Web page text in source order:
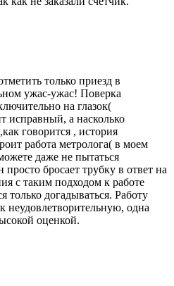
только приезд в
ужас-ужас! Поверка
на глазок(
исправный, а насколько
говорится , история
работа метролога( в моем
даже не пытаться
бросает трубку в ответ на
с таким подходом к работе
только догадываться. Работу
одна
оценкой.